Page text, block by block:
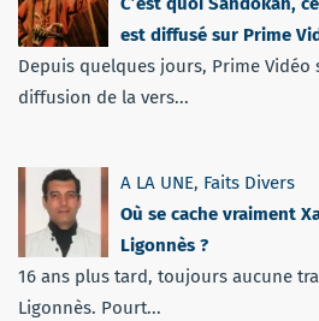
est diffusé sur Prime
Depuis quelques jours, Prime Vidéo
diffusion de la vers...
A LA UNE, Faits Divers
Où se cache vraiment
Ligonnès ?
16 ans plus tard, toujours aucune
Ligonnès. Pourt...